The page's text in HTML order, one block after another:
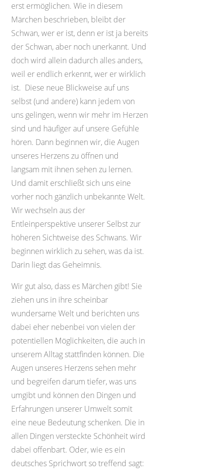
erst ermöglichen. Wie in diesem
Märchen beschrieben, bleibt der
Schwan, wer er ist, denn er ist ja bereits
der Schwan, aber noch unerkannt. Und
doch wird allein dadurch alles anders,
weil er endlich erkennt, wer er wirklich
ist. Diese neue Blickweise auf uns
selbst (und andere) kann jedem von
uns gelingen, wenn wir mehr im Herzen
sind und häufiger auf unsere Gefühle
hören. Dann beginnen wir, die Augen
unseres Herzens zu öffnen und
langsam mit ihnen sehen zu lernen.
Und damit erschließt sich uns eine
vorher noch gänzlich unbekannte Welt.
Wir wechseln aus der
Entleinperspektive unserer Selbst zur
höheren Sichtweise des Schwans. Wir
beginnen wirklich zu sehen, was da ist.
Darin liegt das Geheimnis.
Wir gut also, dass es Märchen gibt! Sie
ziehen uns in ihre scheinbar
wundersame Welt und berichten uns
dabei eher nebenbei von vielen der
potentiellen Möglichkeiten, die auch in
unserem Alltag stattfinden können. Die
Augen unseres Herzens sehen mehr
und begreifen darum tiefer, was uns
umgibt und können den Dingen und
Erfahrungen unserer Umwelt somit
eine neue Bedeutung schenken. Die in
allen Dingen versteckte Schönheit wird
dabei offenbart. Oder, wie es ein
deutsches Sprichwort so treffend sagt: